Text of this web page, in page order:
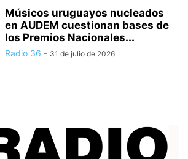
Músicos uruguayos nucleados
en AUDEM cuestionan bases de
los Premios Nacionales...
Radio 36 - 31 de julio de 2026